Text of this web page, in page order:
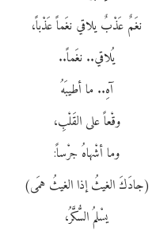
نغَمٌ عَذْبٌ يلاقي نغَماً عَذْباً،
يُلاقي.. نغَماً..
آهِ.. ما أطيبَهُ
وقْعاً على القَلْبِ،
وما أشْهاهُ جرْساً:
(جادَكَ الغيثُ إذا الغيثُ همَى)
يسْلمُ السُّكَّرُ،